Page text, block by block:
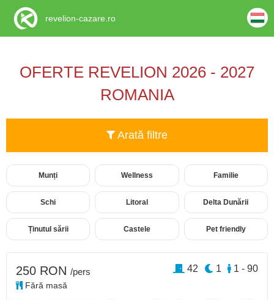
OFERTE REVELION 2026 - 2027
ROMANIA
Arată filtre
Munți Wellness Familie
Schi Litoral Delta Dunării
Ținutul sării Castele Pet friendly
250 RON /pers
Fără masă
1 - 90
1
42
revelion-cazare.ro